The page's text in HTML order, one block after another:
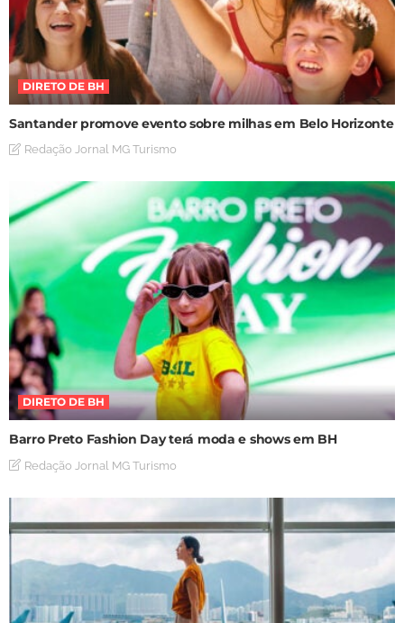
DIRETO DE BH
Santander promove evento sobre milhas em Belo Horizonte
Redação Jornal MG Turismo
DIRETO DE BH
Barro Preto Fashion Day terá moda e shows em BH
Redação Jornal MG Turismo